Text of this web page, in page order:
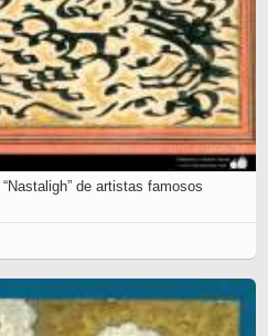
de artistas famosos